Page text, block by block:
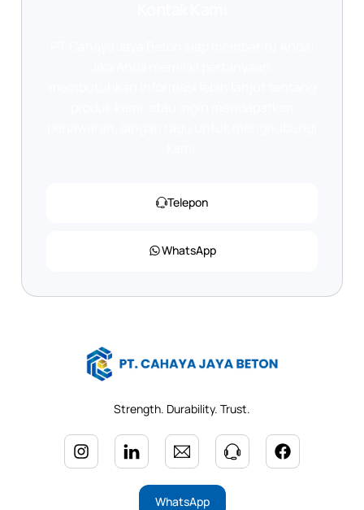
Telepon
WhatsApp
Strength. Durability. Trust.
WhatsApp